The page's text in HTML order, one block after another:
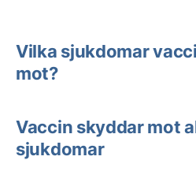
Vilka sjukdomar
mot?
Vaccin skyddar mot
sjukdomar